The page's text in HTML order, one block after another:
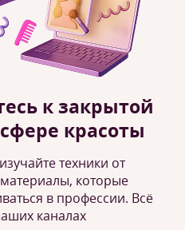
О
красоты была создана в
ориентированное
школа прошла путь
Санкт-Петербурге до
в 5 странах мира.
к закрытой
красоты
техники от
которые
в профессии. Всё
каналах